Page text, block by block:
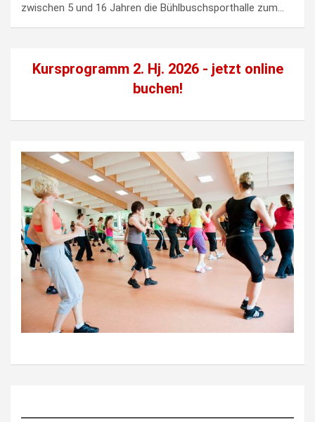
zwischen 5 und 16 Jahren die Bühlbuschsporthalle zum…
Kursprogramm 2. Hj. 2026 - jetzt online
buchen!